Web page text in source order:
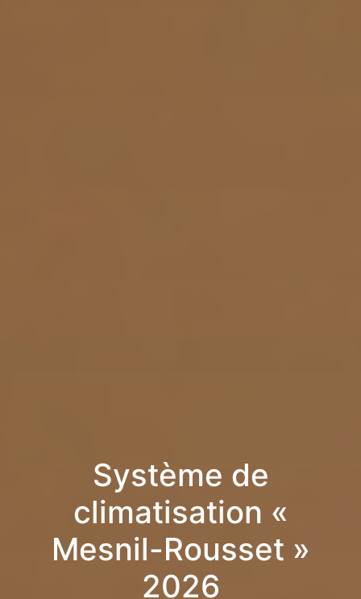
Système de
climatisation «
Mesnil-Rousset »
2026